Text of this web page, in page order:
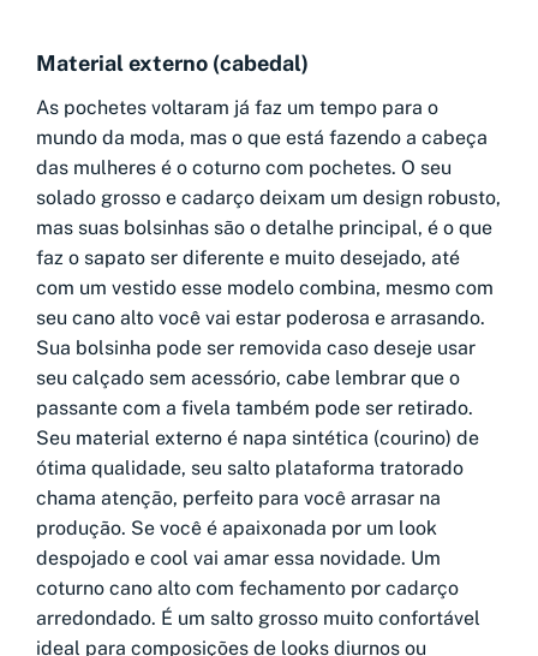
Material externo (cabedal)
As pochetes voltaram já faz um tempo para o
mundo da moda, mas o que está fazendo a cabeça
das mulheres é o coturno com pochetes. O seu
solado grosso e cadarço deixam um design robusto,
mas suas bolsinhas são o detalhe principal, é o que
faz o sapato ser diferente e muito desejado, até
com um vestido esse modelo combina, mesmo com
seu cano alto você vai estar poderosa e arrasando.
Sua bolsinha pode ser removida caso deseje usar
seu calçado sem acessório, cabe lembrar que o
passante com a fivela também pode ser retirado.
Seu material externo é napa sintética (courino) de
ótima qualidade, seu salto plataforma tratorado
chama atenção, perfeito para você arrasar na
produção. Se você é apaixonada por um look
despojado e cool vai amar essa novidade. Um
coturno cano alto com fechamento por cadarço
arredondado. É um salto grosso muito confortável
ideal para composições de looks diurnos ou